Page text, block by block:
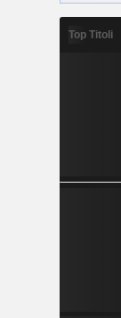
Top Titoli